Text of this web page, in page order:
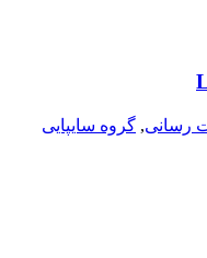
رسانی, گروه سایپایی